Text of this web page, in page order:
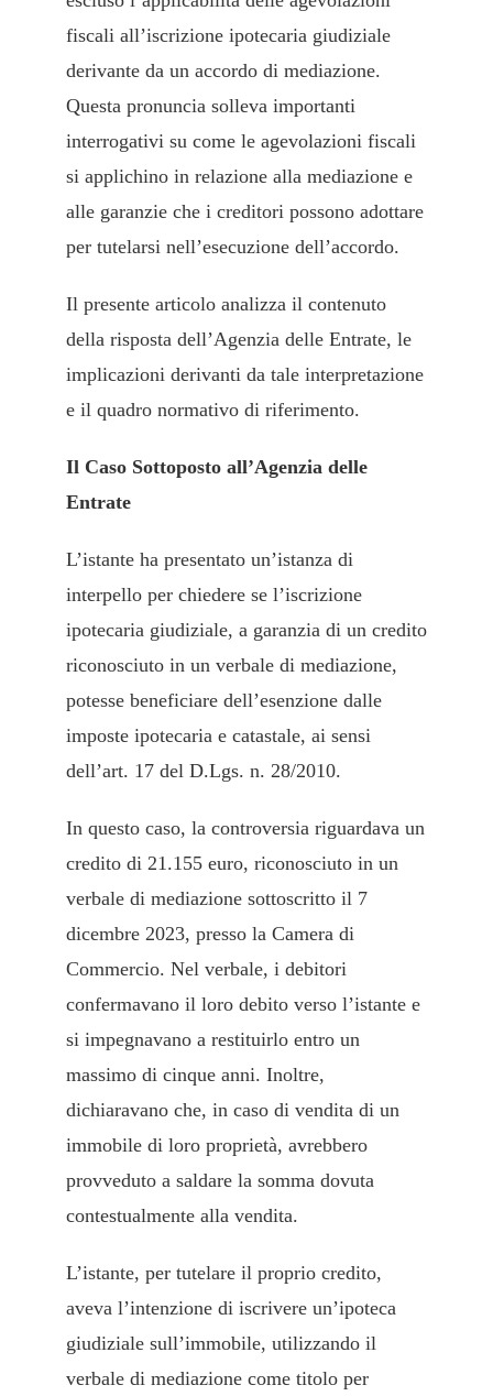
fiscali all’iscrizione ipotecaria giudiziale
derivante da un accordo di mediazione.
Questa pronuncia solleva importanti
interrogativi su come le agevolazioni fiscali
si applichino in relazione alla mediazione e
alle garanzie che i creditori possono adottare
per tutelarsi nell’esecuzione dell’accordo.
Il presente articolo analizza il contenuto
della risposta dell’Agenzia delle Entrate, le
implicazioni derivanti da tale interpretazione
e il quadro normativo di riferimento.
Il Caso Sottoposto all’Agenzia delle
Entrate
L’istante ha presentato un’istanza di
interpello per chiedere se l’iscrizione
ipotecaria giudiziale, a garanzia di un credito
riconosciuto in un verbale di mediazione,
potesse beneficiare dell’esenzione dalle
imposte ipotecaria e catastale, ai sensi
dell’art. 17 del D.Lgs. n. 28/2010.
In questo caso, la controversia riguardava un
credito di 21.155 euro, riconosciuto in un
verbale di mediazione sottoscritto il 7
dicembre 2023, presso la Camera di
Commercio. Nel verbale, i debitori
confermavano il loro debito verso l’istante e
si impegnavano a restituirlo entro un
massimo di cinque anni. Inoltre,
dichiaravano che, in caso di vendita di un
immobile di loro proprietà, avrebbero
provveduto a saldare la somma dovuta
contestualmente alla vendita.
L’istante, per tutelare il proprio credito,
aveva l’intenzione di iscrivere un’ipoteca
giudiziale sull’immobile, utilizzando il
verbale di mediazione come titolo per